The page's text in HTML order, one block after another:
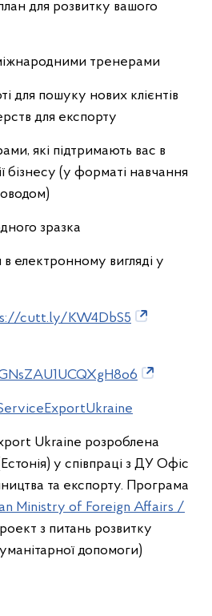
для розвитку вашого
тренерами
для пошуку нових клієнтів
для експорту
які підтримають вас в
бізнесу (у форматі навчання
зразка
в електронному вигляді у
cutt.ly/KW4DbS5
Ukraine розроблена
у співпраці з ДУ Офіс
та експорту. Програма
Ministry of Foreign Affairs /
з питань розвитку
допомоги)